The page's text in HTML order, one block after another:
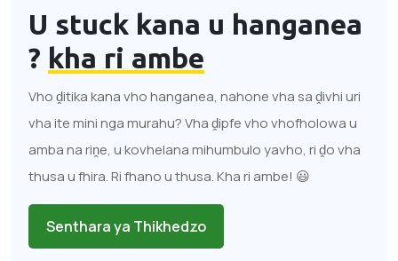
U stuck kana u hanganea
? kha ri ambe
Vho ḓitika kana vho hanganea, nahone vha sa ḓivhi uri
vha ite mini nga murahu? Vha ḓipfe vho vhofholowa u
amba na riṋe, u kovhelana mihumbulo yavho, ri ḓo vha
thusa u fhira. Ri fhano u thusa. Kha ri ambe! 😃
Senthara ya Thikhedzo